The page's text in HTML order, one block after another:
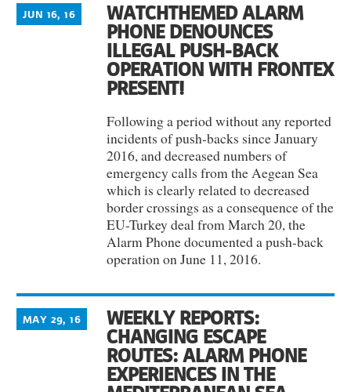
WATCHTHEMED ALARM
PHONE DENOUNCES
ILLEGAL PUSH-BACK
OPERATION WITH FRONTEX
PRESENT!
JUN 16, 16
Following a period without any reported
incidents of push-backs since January
2016, and decreased numbers of
emergency calls from the Aegean Sea
which is clearly related to decreased
border crossings as a consequence of the
EU-Turkey deal from March 20, the
Alarm Phone documented a push-back
operation on June 11, 2016.
WEEKLY REPORTS:
CHANGING ESCAPE
ROUTES: ALARM PHONE
EXPERIENCES IN THE
MAY 29, 16